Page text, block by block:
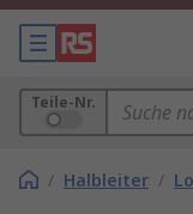
Teile-Nr.
/ Halbleiter /